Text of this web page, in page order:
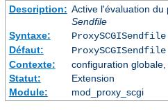
Description: Active l'évaluation
Sendfile
Syntaxe:
Défaut:
Contexte:
configuration
Statut:
Extension
Module:
mod_proxy_scgi